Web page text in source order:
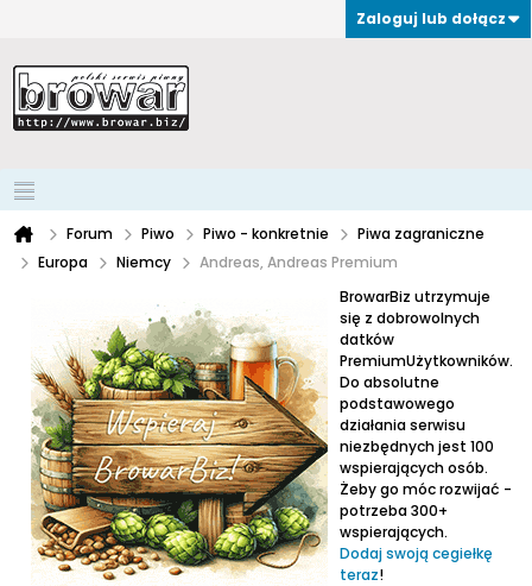
Zaloguj lub dołącz
Forum Piwo Piwo - konkretnie
Piwa zagraniczne
Europa
Niemcy
Andreas, Andreas Premium
BrowarBiz utrzymuje
się z dobrowolnych
datków
PremiumUżytkowników.
Do absolutne
podstawowego
działania serwisu
niezbędnych jest 100
wspierających osób.
Żeby go móc rozwijać -
potrzeba 300+
wspierających.
Dodaj swoją cegiełkę
teraz!